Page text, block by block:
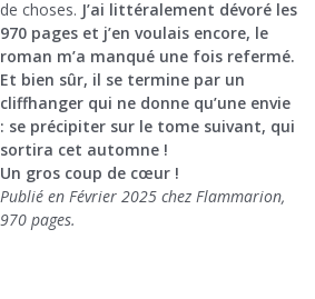
de choses. J’ai littéralement dévoré les
970 pages et j’en voulais encore, le
roman m’a manqué une fois refermé.
Et bien sûr, il se termine par un
cliffhanger qui ne donne qu’une envie
: se précipiter sur le tome suivant, qui
sortira cet automne !
Un gros coup de cœur !
Publié en Février 2025 chez Flammarion,
970 pages.